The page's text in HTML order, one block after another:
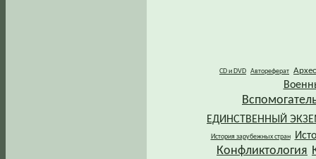
CD и DVD Автореферат
ЕДИНСТВЕННЫЙ
История зарубежных стран
Конфликтология